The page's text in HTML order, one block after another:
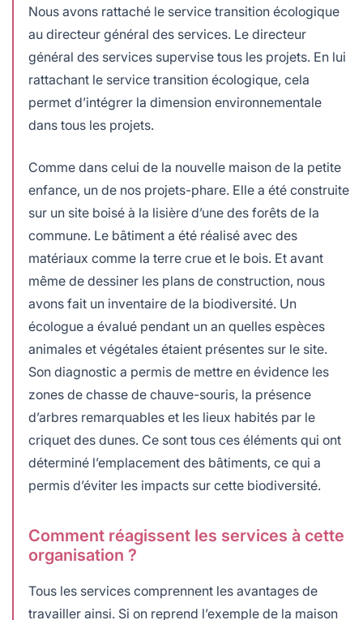
Nous avons rattaché le service transition écologique
au directeur général des services. Le directeur
général des services supervise tous les projets. En lui
rattachant le service transition écologique, cela
permet d’intégrer la dimension environnementale
dans tous les projets.
Comme dans celui de la nouvelle maison de la petite
enfance, un de nos projets-phare. Elle a été construite
sur un site boisé à la lisière d’une des forêts de la
commune. Le bâtiment a été réalisé avec des
matériaux comme la terre crue et le bois. Et avant
même de dessiner les plans de construction, nous
avons fait un inventaire de la biodiversité. Un
écologue a évalué pendant un an quelles espèces
animales et végétales étaient présentes sur le site.
Son diagnostic a permis de mettre en évidence les
zones de chasse de chauve-souris, la présence
d’arbres remarquables et les lieux habités par le
criquet des dunes. Ce sont tous ces éléments qui ont
déterminé l’emplacement des bâtiments, ce qui a
permis d’éviter les impacts sur cette biodiversité.
Comment réagissent les services à cette
organisation ?
Tous les services comprennent les avantages de
travailler ainsi. Si on reprend l’exemple de la maison